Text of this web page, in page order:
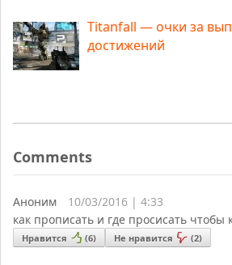
Titanfall — очки за
достижений
Comments
Аноним
10/03/2016 | 4:33
как прописать и где просисать чтобы
Нравится (6) Не нравится (2)